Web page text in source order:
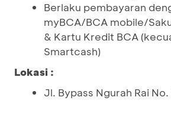
Berlaku pembayaran
myBCA/BCA mobile/
& Kartu Kredit BCA
Smartcash)
Lokasi :
Jl. Bypass Ngurah Rai